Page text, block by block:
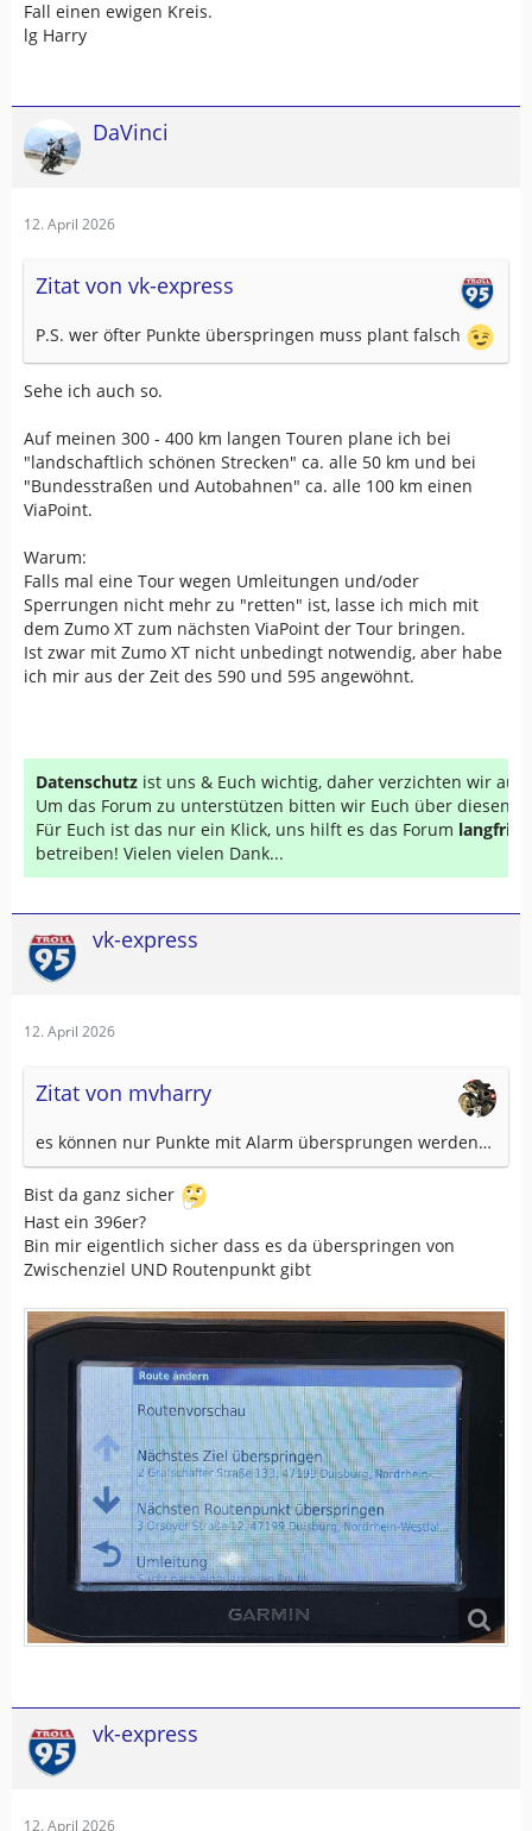
Fall einen ewigen Kreis.
lg Harry
DaVinci
12. April 2026
Zitat von vk-express
P.S. wer öfter Punkte überspringen muss plant falsch
Sehe ich auch so.
Auf meinen 300 - 400 km langen Touren plane ich bei
"landschaftlich schönen Strecken" ca. alle 50 km und bei
"Bundesstraßen und Autobahnen" ca. alle 100 km einen
ViaPoint.
Warum:
Falls mal eine Tour wegen Umleitungen und/oder
Sperrungen nicht mehr zu "retten" ist, lasse ich mich mit
dem Zumo XT zum nächsten ViaPoint der Tour bringen.
Ist zwar mit Zumo XT nicht unbedingt notwendig, aber habe
ich mir aus der Zeit des 590 und 595 angewöhnt.
Datenschutz ist uns & Euch wichtig, daher verzichten wir auf
Um das Forum zu unterstützen bitten wir Euch über diesen
Für Euch ist das nur ein Klick, uns hilft es das Forum
betreiben! Vielen vielen Dank...
vk-express
12. April 2026
Zitat von mvharry
es können nur Punkte mit Alarm übersprungen werden…
Bist da ganz sicher
Hast ein 396er?
Bin mir eigentlich sicher dass es da überspringen von
Zwischenziel UND Routenpunkt gibt
vk-express
12. April 2026